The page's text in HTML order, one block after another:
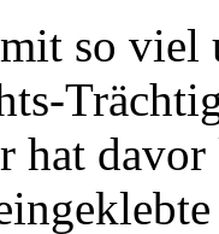
so viel
hat